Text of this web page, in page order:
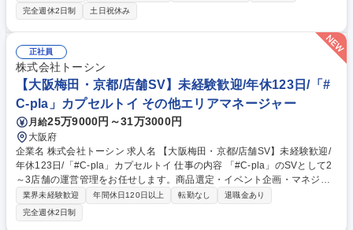
まれ変わらせる業務をお任せします。 【詳細】■ターゲット地域のインバ
ウンド需要の推移、地域経済の動向、競合状況のデータ分析/過去の客室稼
働率や収益データの検証による改善余地の算出/現地調査（フィールドワー
ク）と課題抽出：実際の施設に赴き、サービス水準、料飲（レストラ
ン）、景観、地域特有の資源を調査/再生プランの企画・事業計画書の作
成/プロジェクトの推進・折衝など 募集職種 未経験歓迎【事業再生企画・
実行(ホテル)】業界トップクラスの客室数を展開
完全週休2日制
土日祝休み
正社員
株式会社トーシン
【大阪梅田・京都/店舗SV】未経験歓迎/年休123日/「#
C-pla」カプセルトイ その他エリアマネージャー
月給25万9000円～31万3000円
大阪府
企業名 株式会社トーシン 求人名 【大阪梅田・京都/店舗SV】未経験歓迎/
年休123日/「#C-pla」カプセルトイ 仕事の内容 「#C-pla」のSVとして2
～3店舗の運営管理をお任せします。商品選定・イベント企画・マネジメ
ント等、業務は多岐にわたりますので裁量権を持ちながらキャリアを積む
ことが叶います。変更の範囲:当社業務全般 【業務詳細】・カプセルトイ
の商品選定（仕入れた商品の中から、自店舗の客層や売上を踏まえて、追
業界未経験歓迎 年間休日120日以上 転勤なし
退職金あり
完全週休2日制